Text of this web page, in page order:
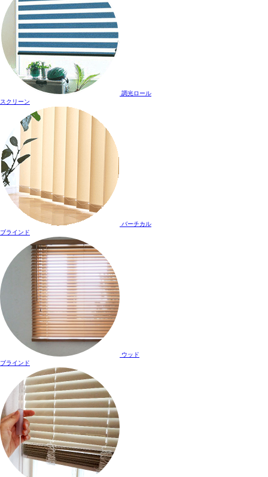
調光ロール
スクリーン
バーチカル
ブラインド
ウッド
ブラインド